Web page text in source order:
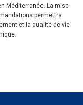
Méditerranée. La mise
permettra
et la qualité de vie